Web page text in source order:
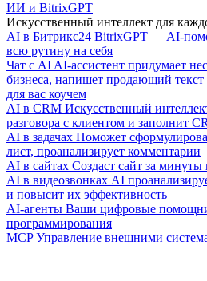
ИИ и BitrixGPT
Искусственный интеллект для
AI в Битрикс24 BitrixGPT — AI-
всю рутину на себя
Чат с AI AI-ассистент придумает
бизнеса, напишет продающий
для вас коучем
AI в CRM Искусственный
разговора с клиентом и заполнит
AI в задачах Поможет
лист, проанализирует комментарии
AI в сайтах Создаст сайт за
AI в видеозвонках AI
и повысит их эффективность
AI-агенты Ваши цифровые
программирования
MCP Управление внешними